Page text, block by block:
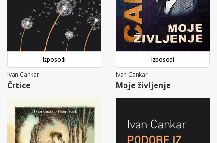
Izposodi
Ivan Cankar
Črtice
Izposodi
Ivan Cankar
Moje življenje